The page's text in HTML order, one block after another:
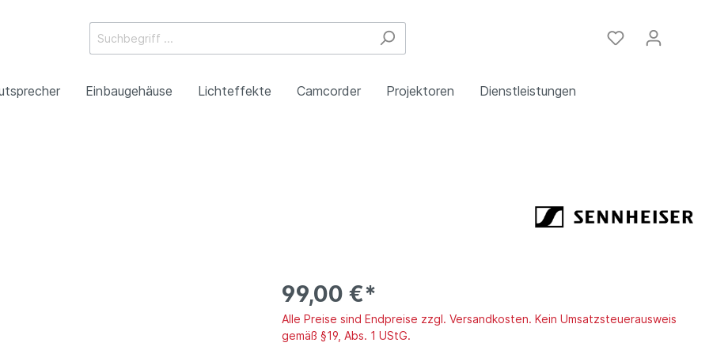
Einbaugehäuse Lichteffekte Camcorder Projektoren Dienstleistungen
99,00 €*
Alle Preise sind Endpreise zzgl. Versandkosten. Kein Umsatzsteuerausweis
gemäß §19, Abs. 1 UStG.